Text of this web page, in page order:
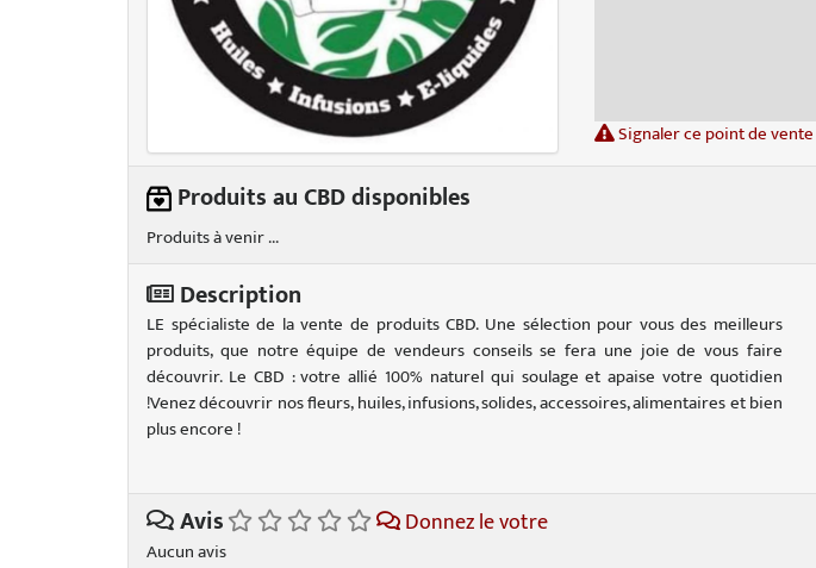
Signaler ce point de vente
Produits au CBD disponibles
Produits à venir ...
Description
LE spécialiste de la vente de produits CBD. Une sélection pour vous des meilleurs
produits, que notre équipe de vendeurs conseils se fera une joie de vous faire
découvrir. Le CBD : votre allié 100% naturel qui soulage et apaise votre quotidien
!Venez découvrir nos fleurs, huiles, infusions, solides, accessoires, alimentaires et bien
plus encore !
Avis Donnez le votre
Aucun avis